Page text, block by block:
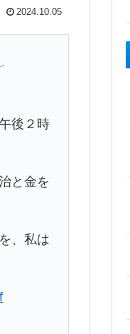
2024.10.05
後２時
と金を
、私は